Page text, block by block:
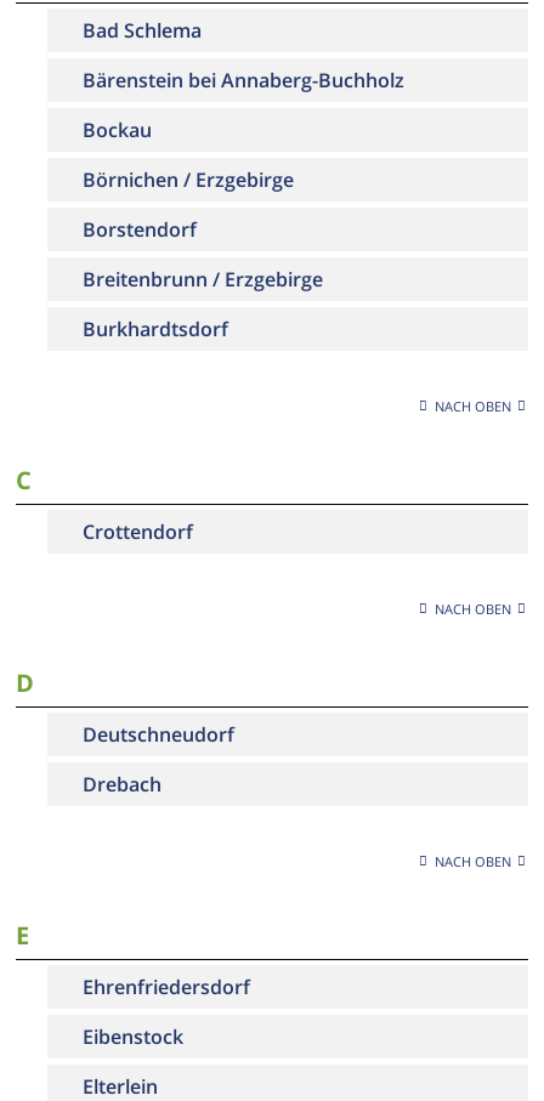
Bad Schlema
Bärenstein bei Annaberg-Buchholz
Bockau
Börnichen / Erzgebirge
Borstendorf
Breitenbrunn / Erzgebirge
Burkhardtsdorf
NACH OBEN
C
Crottendorf
NACH OBEN
D
Deutschneudorf
Drebach
NACH OBEN
E
Ehrenfriedersdorf
Eibenstock
Elterlein